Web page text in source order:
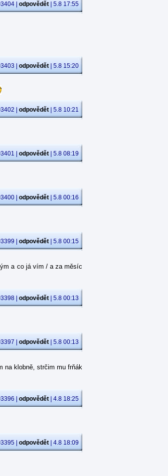
| odpovědět | 5.8 17:55
| odpovědět | 5.8 15:20
| odpovědět | 5.8 10:21
| odpovědět | 5.8 08:19
| odpovědět | 5.8 00:16
| odpovědět | 5.8 00:15
a co já vím / a za měsíc
| odpovědět | 5.8 00:13
| odpovědět | 5.8 00:13
na klobně, strčim mu frňák
| odpovědět | 4.8 18:25
| odpovědět | 4.8 18:09